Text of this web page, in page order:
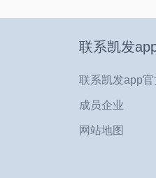
合同管理
对合同的全生命周期进行管理。功
对项目结题验收过程的管理。
联系凯发
联系凯发app
成员企业
网站地图